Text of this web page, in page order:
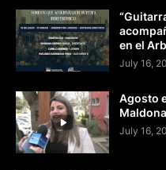
en el
July 16,
Agosto
July 16,